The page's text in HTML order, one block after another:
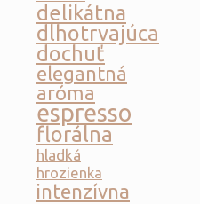
delikátna
dlhotrvajúca
dochuť
elegantná
aróma
espresso
florálna
hladká
hrozienka
intenzívna